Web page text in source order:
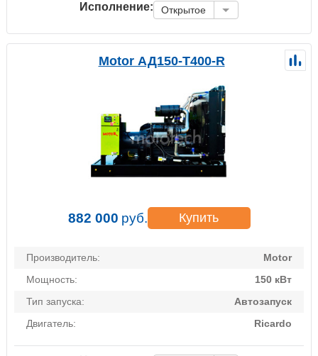
Исполнение: Открытое
Motor АД150-Т400-R
882 000 руб. Купить
Производитель:
Motor
Мощность:
150 кВт
Тип запуска:
Автозапуск
Двигатель:
Ricardo